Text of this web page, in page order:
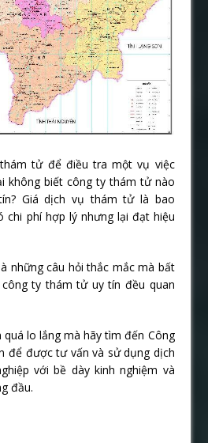
tử để điều tra một vụ việc
không biết công ty thám tử nào
Giá dịch vụ thám tử là bao
chi phí hợp lý nhưng lại đạt hiệu
những câu hỏi thắc mắc mà bất
ty thám tử uy tín đều quan
quá lo lắng mà hãy tìm đến Công
để được tư vấn và sử dụng dịch
với bề dày kinh nghiệm và
đầu.